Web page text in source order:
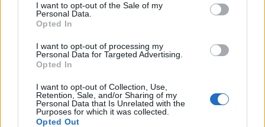
I want to opt-out of the Sale of my
Personal Data.
Opted In
I want to opt-out of processing my
Personal Data for Targeted Advertising.
Opted In
I want to opt-out of Collection, Use,
Retention, Sale, and/or Sharing of my
Personal Data that Is Unrelated with the
Purposes for which it was collected.
Opted Out